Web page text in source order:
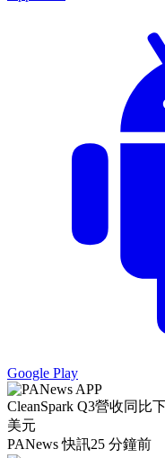
Google Play
CleanSpark Q3營收同比
美元
PANews 快訊25 分鐘前